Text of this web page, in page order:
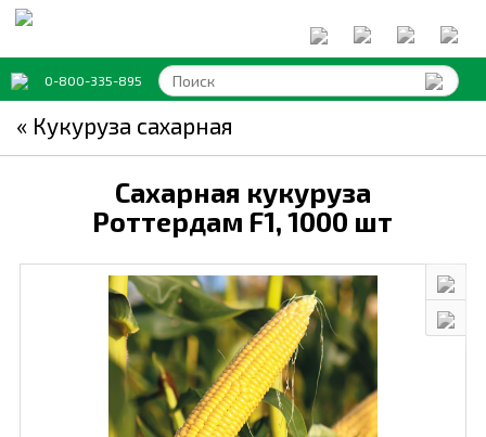
0-800-335-895
« Кукуруза сахарная
Сахарная кукуруза
Роттердам F1,1000 шт